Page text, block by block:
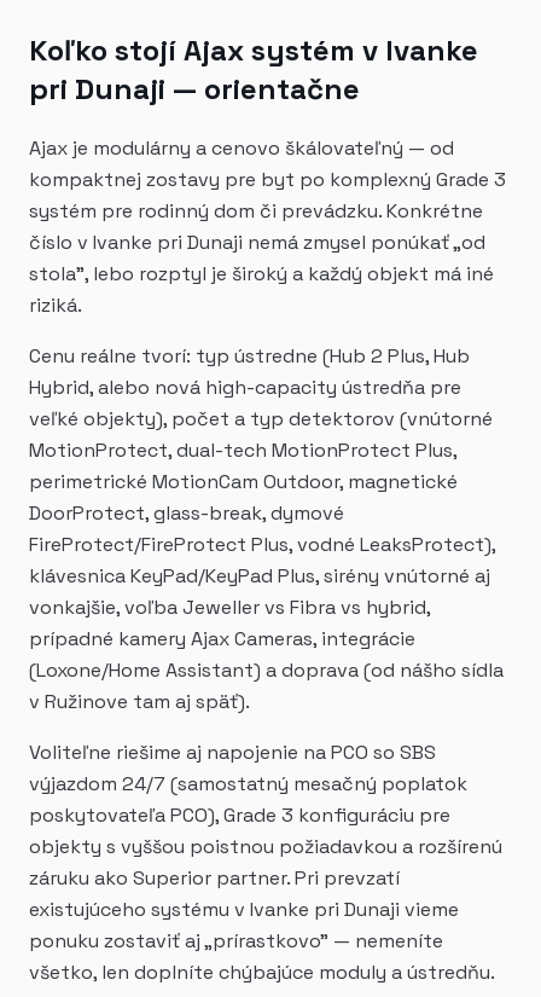
Koľko stojí Ajax systém v Ivanke
pri Dunaji — orientačne
Ajax je modulárny a cenovo škálovateľný — od
kompaktnej zostavy pre byt po komplexný Grade 3
systém pre rodinný dom či prevádzku. Konkrétne
číslo v Ivanke pri Dunaji nemá zmysel ponúkať „od
stola", lebo rozptyl je široký a každý objekt má iné
riziká.
Cenu reálne tvorí: typ ústredne (Hub 2 Plus, Hub
Hybrid, alebo nová high-capacity ústredňa pre
veľké objekty), počet a typ detektorov (vnútorné
MotionProtect, dual-tech MotionProtect Plus,
perimetrické MotionCam Outdoor, magnetické
DoorProtect, glass-break, dymové
FireProtect/FireProtect Plus, vodné LeaksProtect),
klávesnica KeyPad/KeyPad Plus, sirény vnútorné aj
vonkajšie, voľba Jeweller vs Fibra vs hybrid,
prípadné kamery Ajax Cameras, integrácie
(Loxone/Home Assistant) a doprava (od nášho sídla
v Ružinove tam aj späť).
Voliteľne riešime aj napojenie na PCO so SBS
výjazdom 24/7 (samostatný mesačný poplatok
poskytovateľa PCO), Grade 3 konfiguráciu pre
objekty s vyššou poistnou požiadavkou a rozšírenú
záruku ako Superior partner. Pri prevzatí
existujúceho systému v Ivanke pri Dunaji vieme
ponuku zostaviť aj „prírastkovo" — nemeníte
všetko, len doplníte chýbajúce moduly a ústredňu.